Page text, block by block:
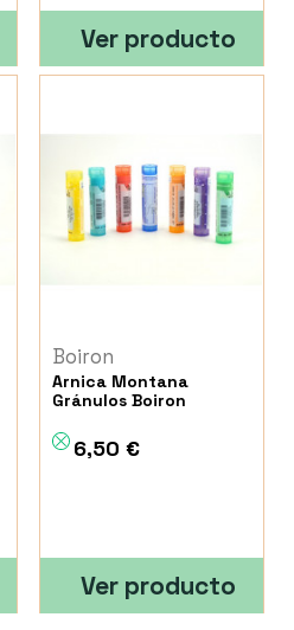
Ver producto
Boiron
Arnica Montana
Gránulos Boiron
6,50 €
Ver producto